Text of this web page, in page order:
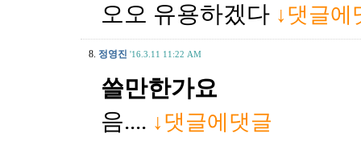
오오 유용하겠다 ↓댓글에
8. 정영진 '16.3.11 11:22 AM
쓸만한가요
음.... ↓댓글에댓글